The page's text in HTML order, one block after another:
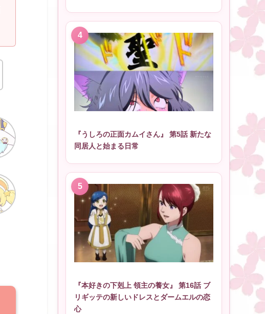
『うしろの正面カムイさん』 第5話 新たな
同居人と始まる日常
『本好きの下剋上 領主の養女』 第16話 ブ
リギッテの新しいドレスとダームエルの恋
心